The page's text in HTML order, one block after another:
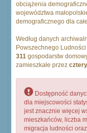
obciążenia
województwa
demograficznego dla
Według danych
Powszechnego
311 gospodarstw
zamieszkałe przez
Dostępność
dla miejscowości
jest znacznie więcej
mieszkańców, liczba
migracja ludności